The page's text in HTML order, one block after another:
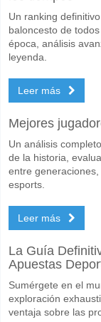
Un ranking
baloncesto de
época, análisis
leyenda.
Leer más
Mejores
Un análisis
de la historia,
entre
esports.
Leer más
La Guía
Apuestas
Sumérgete en el
exploración
ventaja sobre las